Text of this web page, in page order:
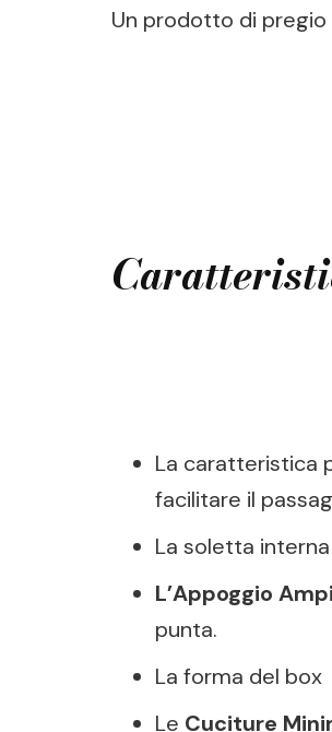
Un prodotto di pregio
La caratteristica
facilitare il
La soletta
L’Appoggio
punta.
La forma del
Le Cuciture